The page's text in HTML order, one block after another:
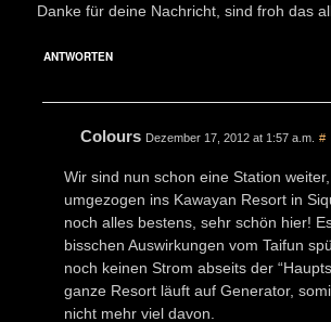
Danke für deine Nachricht, sind froh das
ANTWORTEN
Colours Dezember 17, 2012 at 1:57 a.m. #
Wir sind nun schon eine Station
umgezogen ins Kawayan Resort in
noch alles bestens, sehr schön hier!
bisschen Auswirkungen vom Taifun
noch keinen Strom abseits der
ganze Resort läuft auf Generator,
nicht mehr viel davon.